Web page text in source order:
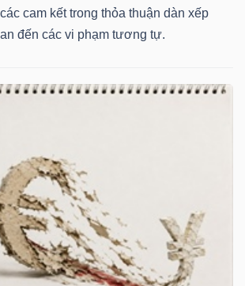
cam kết trong thỏa thuận dàn xếp
đến các vi phạm tương tự.